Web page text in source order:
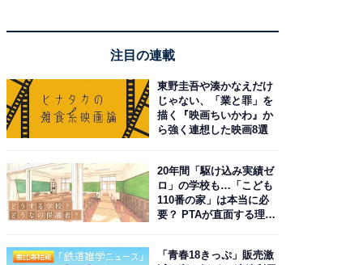
注目の連載
東野圭吾や湊かなえだけ
じゃない、「業と罪」を
描く『映画ちいかわ』か
ら強く連想した映画8選
20年間「駆け込み実績ゼ
ロ」の学校も…「こども
110番の家」は本当に必
要？ PTAが直面する理想
「青春18きっぷ」販売激